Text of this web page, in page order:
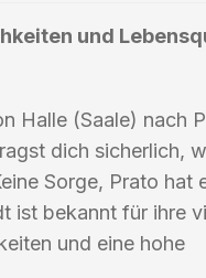
und
Halle (Saale) nach
dich sicherlich,
Sorge, Prato hat
ist bekannt für ihre
und eine hohe